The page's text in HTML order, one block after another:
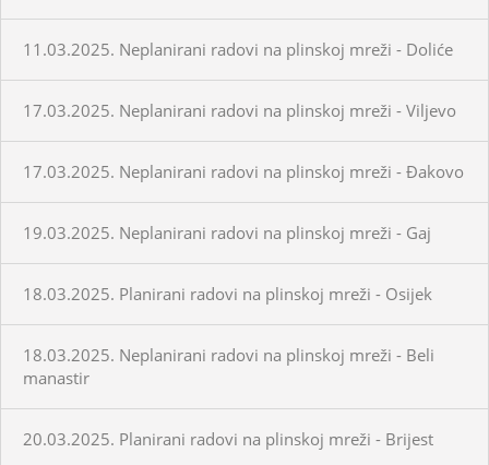
11.03.2025. Neplanirani radovi na plinskoj mreži - Doliće
17.03.2025. Neplanirani radovi na plinskoj mreži - Viljevo
17.03.2025. Neplanirani radovi na plinskoj mreži - Đakovo
19.03.2025. Neplanirani radovi na plinskoj mreži - Gaj
18.03.2025. Planirani radovi na plinskoj mreži - Osijek
18.03.2025. Neplanirani radovi na plinskoj mreži - Beli
manastir
20.03.2025. Planirani radovi na plinskoj mreži - Brijest